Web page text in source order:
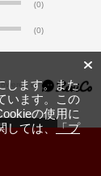
(0)
(0)
い順
します。また
います。この
の使用に
しては、「プ